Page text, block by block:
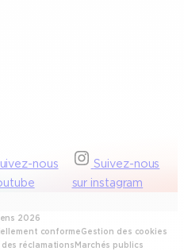
nous
Suivez-nous
sur instagram
2026
conformeGestion des cookies
réclamations Marchés publics